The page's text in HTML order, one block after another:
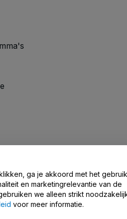
Contact Met Ons Op
ga je akkoord met het gebruik
en marketingrelevantie van de
we alleen strikt
voor meer informatie.